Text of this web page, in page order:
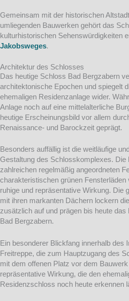
Gemeinsam mit der historischen
umliegenden Bauwerken gehört das
kulturhistorischen Sehenswürdigkeiten
Jakobsweges.
Architektur des Schlosses
Das heutige Schloss Bad Bergzabern
architektonische Epochen und spiegelt
ehemaligen Residenzanlage wider.
Anlage noch auf eine mittelalterliche
heutige Erscheinungsbild vor allem
Renaissance- und Barockzeit geprägt.
Besonders auffällig ist die weitläufige
Gestaltung des Schlosskomplexes. Die
zahlreichen regelmäßig angeordneten
charakteristischen grünen
ruhige und repräsentative Wirkung. Die
mit ihren markanten Dächern lockern
zusätzlich auf und prägen bis heute
Bad Bergzabern.
Ein besonderer Blickfang innerhalb des
Freitreppe, die zum Hauptzugang des
mit dem offenen Platz vor dem
repräsentative Wirkung, die den
Residenzschloss noch heute erkennen